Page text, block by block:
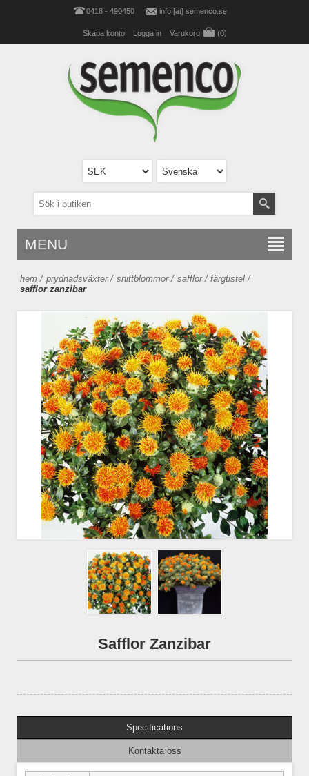
0418 - 490450 info [at] semenco.se
Skapa konto Logga in Varukorg (0)
MENU
hem / prydnadsväxter / snittblommor / safflor / färgtistel /
safflor zanzibar
Safflor Zanzibar
Specifications
Kontakta oss